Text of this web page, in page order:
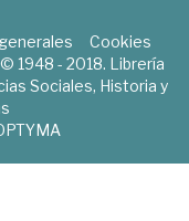
Cookies
1948 - 2018. Librería
Sociales, Historia y